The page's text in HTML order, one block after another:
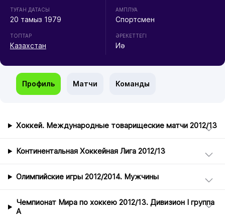
ТУҒАН ДАТАСЫ
20 тамыз 1979
ТОПТАР
Казахстан
АМПЛУА
Спортсмен
ӘРЕКЕТТЕГІ
Иә
Профиль Матчи Команды
Хоккей. Международные товарищеские матчи 2012/13
Континентальная Хоккейная Лига 2012/13
Олимпийские игры 2012/2014. Мужчины
Чемпионат Мира по хоккею 2012/13. Дивизион I группа
А